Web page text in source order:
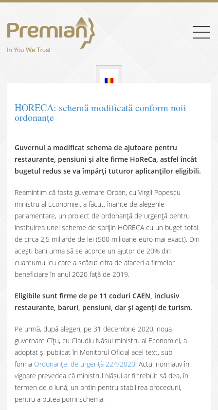
HORECA: schemă modificată conform noii
ordonanțe
Guvernul a modificat schema de ajutoare pentru
restaurante, pensiuni și alte firme HoReCa, astfel încât
bugetul redus se va împărți tuturor aplicanților eligibili.
Reamintim că fosta guvernare Orban, cu Virgil Popescu
ministru al Economiei, a făcut, înainte de alegerile
parlamentare, un proiect de ordonanță de urgență pentru
instituirea unei scheme de sprijin HORECA cu un buget total
de circa 2,5 miliarde de lei (500 milioane euro mai exact). Din
acești bani urma să se acorde un ajutor de 20% din
cuantumul cu care a scăzut cifra de afaceri a firmelor
beneficiare în anul 2020 față de 2019.
Eligibile sunt firme de pe 11 coduri CAEN, inclusiv
restaurante, baruri, pensiuni, dar și agenți de turism.
Pe urmă, după alegeri, pe 31 decembrie 2020, noua
guvernare Cîțu, cu Claudiu Năsui ministru al Economiei, a
adoptat și publicat în Monitorul Oficial acel text, sub
forma Ordonanței de urgență 224/2020. Actul normativ în
vigoare prevedea că ministrul Năsui ar fi trebuit să dea, în
termen de o lună, un ordin pentru stabilirea procedurii,
pentru a putea porni schema.